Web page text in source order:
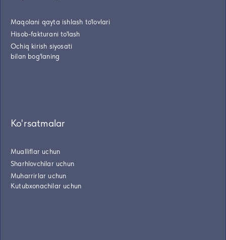
Maqolani qayta ishlash to'lovlari
Hisob-fakturani to'lash
Ochiq kirish siyosati
bilan bog'laning
Ko'rsatmalar
Mualliflar uchun
Sharhlovchilar uchun
Muharrirlar uchun
Kutubxonachilar uchun